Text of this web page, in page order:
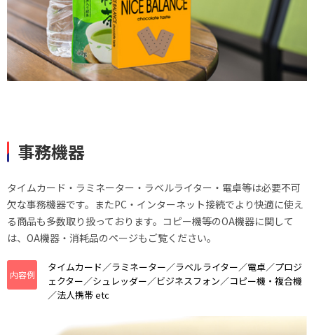
事務機器
タイムカード・ラミネーター・ラベルライター・電卓等は必要不可
欠な事務機器です。またPC・インターネット接続でより快適に使え
る商品も多数取り扱っております。コピー機等のOA機器に関して
は、OA機器・消耗品のページもご覧ください。
内容例
タイムカード／ラミネーター／ラベルライター／電卓／プロジ
ェクター／シュレッダー／ビジネスフォン／コピー機・複合機
／法人携帯 etc